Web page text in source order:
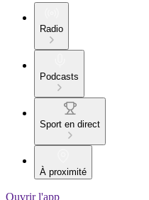
Radio
Podcasts
Sport en direct
À proximité
Ouvrir l'app